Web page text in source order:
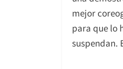
mejor
para que lo
suspendan.